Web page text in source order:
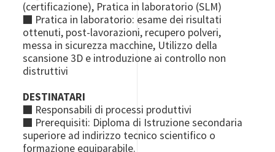
(certificazione), Pratica in laboratorio (SLM)
■ Pratica in laboratorio: esame dei risultati
ottenuti, post-lavorazioni, recupero polveri,
messa in sicurezza macchine, Utilizzo della
scansione 3D e introduzione ai controllo non
distruttivi
DESTINATARI
■ Responsabili di processi produttivi
■ Prerequisiti: Diploma di Istruzione secondaria
superiore ad indirizzo tecnico scientifico o
formazione equiparabile.